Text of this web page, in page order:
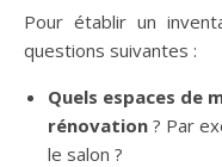
Pour établir un
questions suivantes :
Quels espaces de
rénovation ? Par
le salon ?